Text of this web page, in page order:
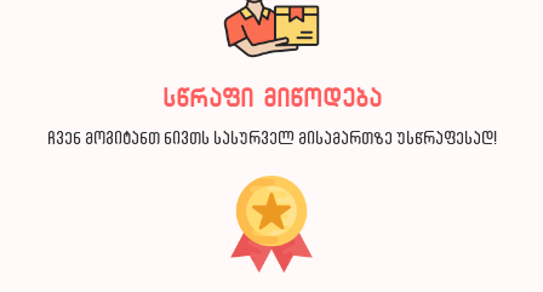
სწრაფი მიწოდება
ჩვენ მოგიტანთ ნივთს სასურველ მისამართზე უსწრაფესად!